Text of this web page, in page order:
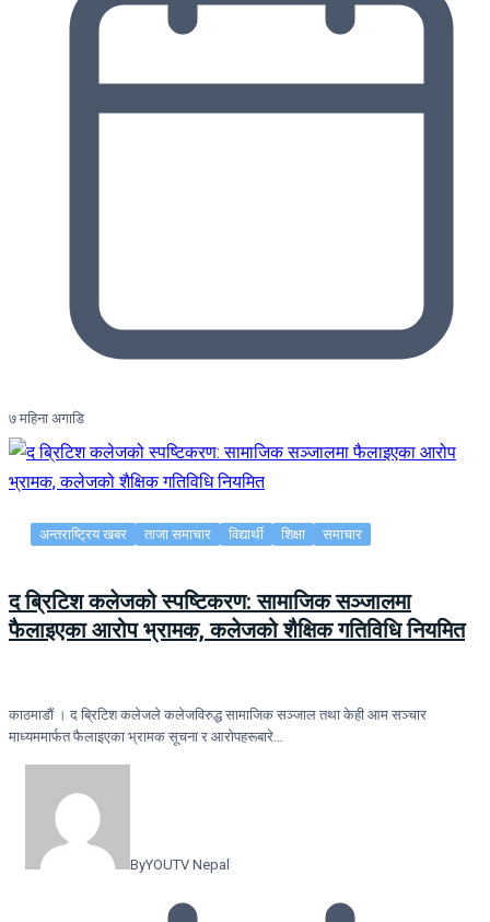
७ महिना अगाडि
अन्तराष्ट्रिय खबर ताजा समाचार विद्यार्थी शिक्षा समाचार
द ब्रिटिश कलेजको स्पष्टिकरण: सामाजिक सञ्जालमा
फैलाइएका आरोप भ्रामक, कलेजको शैक्षिक गतिविधि नियमित
काठमाडौं । द ब्रिटिश कलेजले कलेजविरुद्ध सामाजिक सञ्जाल तथा केही आम सञ्चार
माध्यममार्फत फैलाइएका भ्रामक सूचना र आरोपहरूबारे…
ByYOUTV Nepal